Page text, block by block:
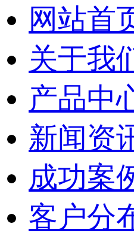
网站首
关于我
产品中
新闻资
成功案
客户分